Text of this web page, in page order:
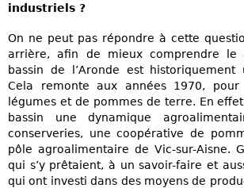
industriels ?
On ne peut pas répondre à cette
arrière, afin de mieux comprendre le
bassin de l’Aronde est historiquement
Cela remonte aux années 1970,
légumes et de pommes de terre. En
bassin une dynamique
conserveries, une coopérative de
pôle agroalimentaire de Vic-sur-Aisne.
qui s’y prêtaient, à un savoir-faire et
qui ont investi dans des moyens de